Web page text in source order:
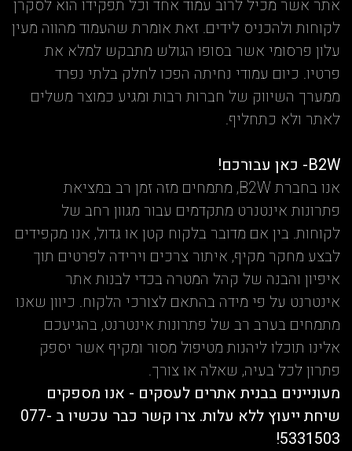
אתר אשר מכיל לרוב עמוד אחד וכל תפקידו הוא לסקרן
לקוחות ולהכניס לידים. זאת אומרת שהעמוד מהווה מעין
עלון פרסומי אשר בסופו הגולש מתבקש למלא את
פרטיו. כיום עמודי נחיתה הפכו לחלק בלתי נפרד
ממערך השיווק של חברות רבות ומגיע כמוצר משלים
לאתר ולא כתחליף.
B2W- כאן עבורכם!
אנו בחברת B2W, מתמחים מזה זמן רב במציאת
פתרונות אינטנרט מתקדמים עבור מגוון רחב של
לקוחות. בין אם מדובר בלקוח קטן או גדול, אנו מקפידים
לבצע מחקר מקיף, איתור צרכים וירידה לפרטים תוך
איפיון והבנה של קהל המטרה בכדי לבנות אתר
אינטרנט על פי מידה בהתאם לצורכי הלקוח. כיוון שאנו
מתמחים בערב רב של פתרונות אינטרנט, בהגיעכם
אלינו תוכלו ליהנות מטיפול מסור ומקיף אשר יספק
פתרון לכל בעיה, שאלה או צורך.
מעוניינים בבנית אתרים לעסקים - אנו מספקים
שיחת ייעוץ ללא עלות. צרו קשר כבר עכשיו ב 077-
5331503!